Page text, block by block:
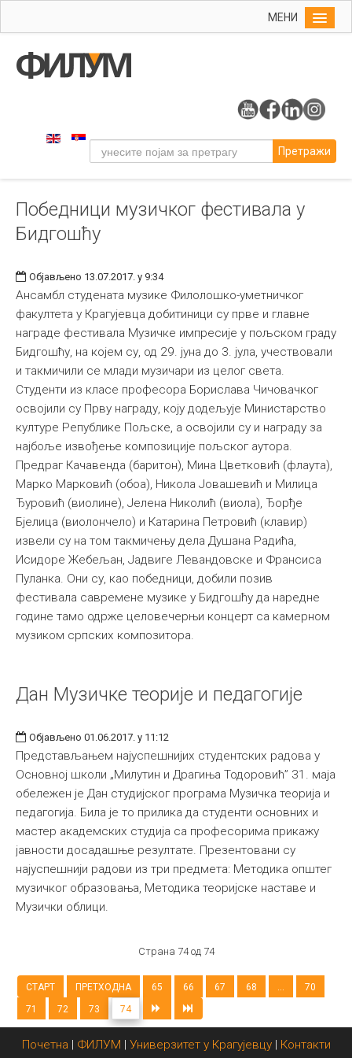
МЕНИ
Упис
Уметност
Музичка уметност
Примењена и ликовна уметност
Издаваштво
Библиотека
Студенти
Међународна
Претражи
Победници музичког фестивала у
Бидгошћу
Објављено 13.07.2017. у 9:34
Ансамбл студената музике Филолошко-уметничког
факултета у Крагујевца добитиници су прве и главне
награде фестивала Музичке импресије у пољском граду
Бидгошћу, на којем су, од 29. јуна до 3. јула, учествовали
и такмичили се млади музичари из целог света.
Студенти из класе професора Борислава Чичовачког
освојили су Прву награду, коју додељује Министарство
културе Републике Пољске, а освојили су и награду за
најбоље извођење композиције пољског аутора.
Предраг Качавенда (баритон), Мина Цветковић (флаута),
Марко Марковић (обоа), Никола Јовашевић и Милица
Ђуровић (виолине), Јелена Николић (виола), Ђорђе
Бјелица (виолончело) и Катарина Петровић (клавир)
извели су на том такмичењу дела Душана Радића,
Исидоре Жебељан, Јадвиге Левандовске и Франсиса
Пуланка. Они су, као победници, добили позив
фестивала савремене музике у Бидгошћу да наредне
године тамо одрже целовечерњи концерт са камерном
музиком српских композитора.
Дан Музичке теорије и педагогије
Објављено 01.06.2017. у 11:12
Представљањем најуспешнијих студентских радова у
Основној школи „Милутин и Драгиња Тодоровић” 31. маја
обележен је Дан студијског програма Музичка теорија и
педагогија. Била је то прилика да студенти основних и
мастер академских студија са професорима прикажу
јавности досадашње резултате. Презентовани су
најуспешнији радови из три предмета: Методика општег
музичког образовања, Методика теоријске наставе и
Музички облици.
Страна 74 од 74
СТАРТ ПРЕТХОДНА 65 66 67 68 ...
70
71
72 73 74
Почетна | ФИЛУМ | Универзитет у Крагујевцу| Контакти